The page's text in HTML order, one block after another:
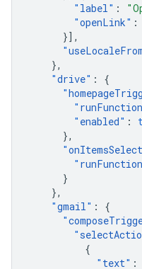
" label" :
"openLink" :
}],
"
},
"drive" :
{
"
" runFunction
" enabled" :
},
"
" runFunction
}
},
"gmail" :
{
"
"
{
" text" :